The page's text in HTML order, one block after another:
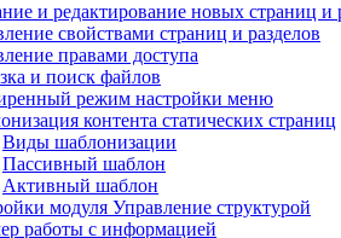
и редактирование новых страниц и
свойствами страниц и разделов
правами доступа
и поиск файлов
режим настройки меню
контента статических страниц
Виды шаблонизации
Пассивный шаблон
Активный шаблон
модуля Управление структурой
работы с информацией